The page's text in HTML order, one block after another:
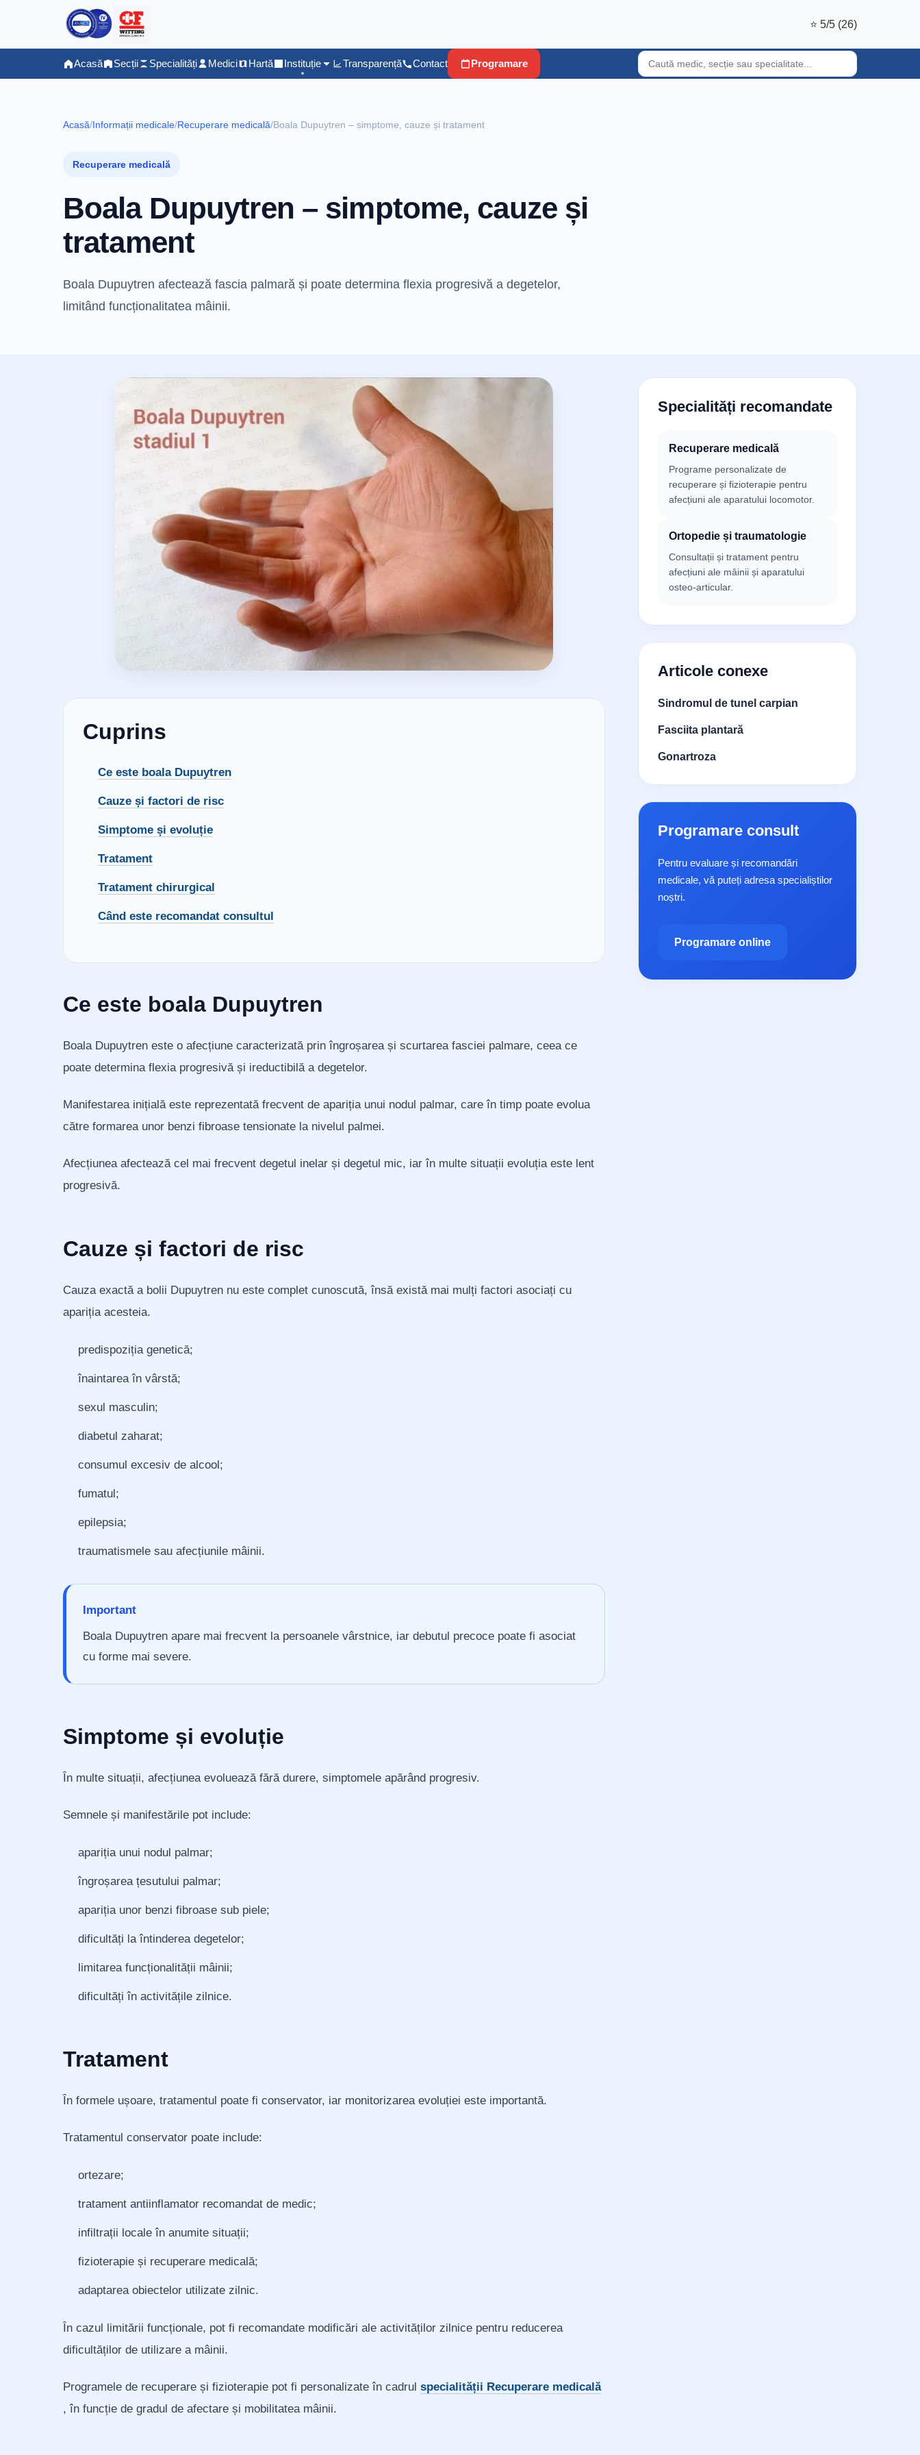
⭐ 5/5 (26)
Acasă Secții Specialități Medici Hartă Instituție Transparență Contact Programare
Acasă/Informații medicale/Recuperare medicală/Boala Dupuytren – simptome, cauze și tratament
Recuperare medicală
Boala Dupuytren – simptome, cauze și
tratament
Boala Dupuytren afectează fascia palmară și poate determina flexia progresivă a degetelor,
limitând funcționalitatea mâinii.
Cuprins
Ce este boala Dupuytren
Cauze și factori de risc
Simptome și evoluție
Tratament
Tratament chirurgical
Când este recomandat consultul
Ce este boala Dupuytren
Boala Dupuytren este o afecțiune caracterizată prin îngroșarea și scurtarea fasciei palmare, ceea ce
poate determina flexia progresivă și ireductibilă a degetelor.
Manifestarea inițială este reprezentată frecvent de apariția unui nodul palmar, care în timp poate evolua
către formarea unor benzi fibroase tensionate la nivelul palmei.
Afecțiunea afectează cel mai frecvent degetul inelar și degetul mic, iar în multe situații evoluția este lent
progresivă.
Cauze și factori de risc
Cauza exactă a bolii Dupuytren nu este complet cunoscută, însă există mai mulți factori asociați cu
apariția acesteia.
predispoziția genetică;
înaintarea în vârstă;
sexul masculin;
diabetul zaharat;
consumul excesiv de alcool;
fumatul;
epilepsia;
traumatismele sau afecțiunile mâinii.
Important
Boala Dupuytren apare mai frecvent la persoanele vârstnice, iar debutul precoce poate fi asociat
cu forme mai severe.
Simptome și evoluție
În multe situații, afecțiunea evoluează fără durere, simptomele apărând progresiv.
Semnele și manifestările pot include:
apariția unui nodul palmar;
îngroșarea țesutului palmar;
apariția unor benzi fibroase sub piele;
dificultăți la întinderea degetelor;
limitarea funcționalității mâinii;
dificultăți în activitățile zilnice.
Tratament
În formele ușoare, tratamentul poate fi conservator, iar monitorizarea evoluției este importantă.
Tratamentul conservator poate include:
ortezare;
tratament antiinflamator recomandat de medic;
infiltrații locale în anumite situații;
fizioterapie și recuperare medicală;
adaptarea obiectelor utilizate zilnic.
În cazul limitării funcționale, pot fi recomandate modificări ale activităților zilnice pentru reducerea
dificultăților de utilizare a mâinii.
Programele de recuperare și fizioterapie pot fi personalizate în cadrul specialității Recuperare medicală
, în funcție de gradul de afectare și mobilitatea mâinii.
Specialități recomandate
Recuperare medicală
Programe personalizate de
recuperare și fizioterapie pentru
afecțiuni ale aparatului locomotor.
Ortopedie și traumatologie
Consultații și tratament pentru
afecțiuni ale mâinii și aparatului
osteo-articular.
Articole conexe
Sindromul de tunel carpian
Fasciita plantară
Gonartroza
Programare consult
Pentru evaluare și recomandări
medicale, vă puteți adresa specialiștilor
noștri.
Programare online